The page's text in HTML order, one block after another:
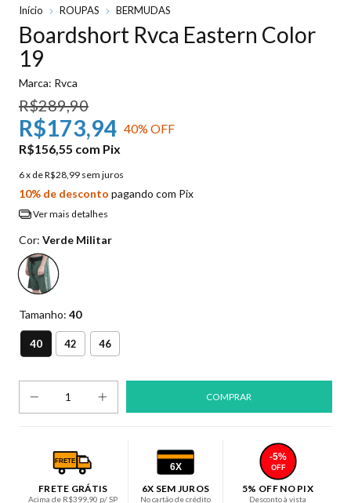
Início ROUPAS BERMUDAS
Boardshort Rvca Eastern Color
19
Marca: Rvca
R$289,90
R$173,94 40% OFF
R$156,55 com Pix
6x deR$28,99 sem juros
10% de desconto pagando com Pix
Ver mais detalhes
Cor: Verde Militar
Tamanho: 40
40 42 46
FRETE
FRETE GRÁTIS
Acima de R$399,90 p/ SP
6X
6X SEM JUROS
No cartão de crédito
-5%
OFF
5% OFF NO PIX
Desconto à vista